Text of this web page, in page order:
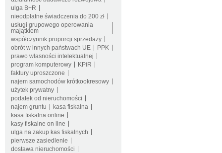
ulga B+R
nieodpłatne świadczenia do 200 zł
usługi grupowego operowania
majątkiem
współczynnik proporcji sprzedaży
obrót w innych państwach UE
PPK
prawo własności intelektualnej
program komputerowy
KPiR
faktury uproszczone
najem samochodów krótkookresowy
użytek prywatny
podatek od nieruchomości
najem gruntu
kasa fiskalna
kasa fiskalna online
kasy fiskalne on line
ulga na zakup kas fiskalnych
pierwsze zasiedlenie
dostawa nieruchomości